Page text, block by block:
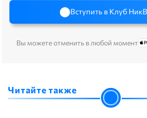
Вступить в Клуб
Вы можете отменить в любой момент
Читайте также